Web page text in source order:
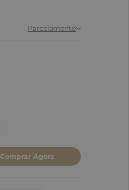
Parcelamento
Comprar Agora